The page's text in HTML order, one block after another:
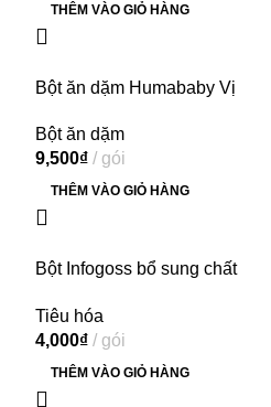
THÊM VÀO GIỎ HÀNG
Bột ăn dặm Humababy Vị
Bột ăn dặm
9,500₫ gói
THÊM VÀO GIỎ HÀNG
Bột Infogoss bổ sung chất
30 gói x 3g
Tiêu hóa
4,000₫ gói
THÊM VÀO GIỎ HÀNG